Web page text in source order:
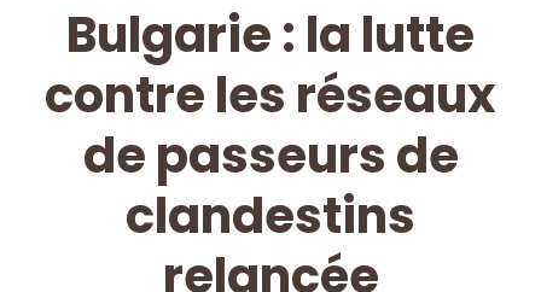
Bulgarie : la lutte
contre les réseaux
de passeurs de
clandestins
relancée